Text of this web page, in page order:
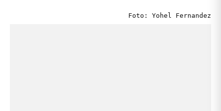
Foto: Yohel Fernandez